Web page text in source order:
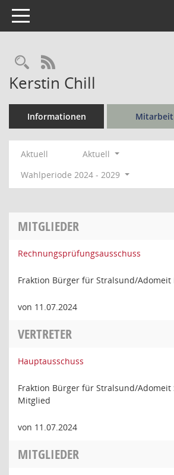
Toggle navigation
Rechercheauswahl
RSS-Feed
Kerstin Chill
Informationen Mitarbeit
Aktuell
Aktuell
Wahlperiode 2024 - 2029
MITGLIEDER
Rechnungsprüfungsausschuss
Fraktion Bürger für Stralsund/
von 11.07.2024
VERTRETER
Hauptausschuss
Fraktion Bürger für Stralsund/Adomeit
Mitglied
von 11.07.2024
MITGLIEDER